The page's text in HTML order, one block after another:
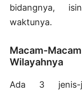
bidangnya,
waktunya.
Macam-
Wilayahnya
Ada 3 jenis-